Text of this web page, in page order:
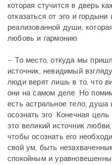
которая стучится в дверь
отказаться от эго и
реализованной души,
любовь и гармонию.
– То место, откуда мы
источник, невидимый
люди верят лишь в то, что
они на самом деле. Но
есть астральное тело, душа
осознать эго. Конечная
это великий источник
чтобы осознать его
свой ум, быть
спокойным и